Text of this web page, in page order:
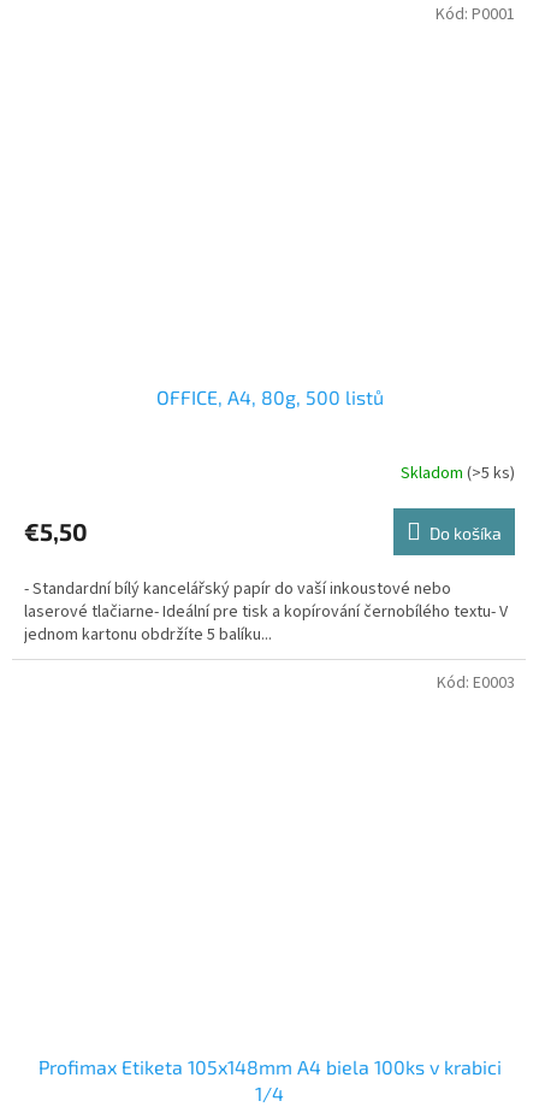
OFFICE, A4, 80g, 500 listů
Skladom (>5 ks)
€5,50 Do košíka
- Standardní bílý kancelářský papír do vaší inkoustové nebo
laserové tlačiarne- Ideální pre tisk a kopírování černobílého textu- V
jednom kartonu obdržíte 5 balíku...
Kód: P0001
Profimax Etiketa 105x148mm A4 biela 100ks v krabici
1/4
Kód: E0003